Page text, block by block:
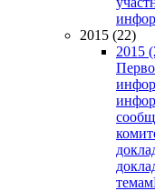
2015 (22)
2015
темам